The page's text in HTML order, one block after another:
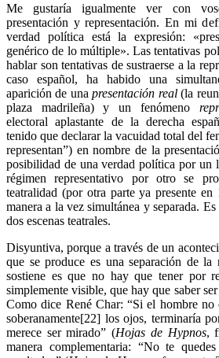
Me gustaría igualmente ver con
presentación y representación. En mi
verdad política está la expresión:
genérico de lo múltiple». Las tentativas
hablar son tentativas de sustraerse a la
caso español, ha habido una
aparición de unapresentación real(la
plaza madrileña) y un fenómeno
electoral aplastante de la derecha
tenido que declarar la vacuidad total del
representan”) en nombre de la
posibilidad de una verdad política por un
régimen representativo por otro se
teatralidad (por otra parte ya presente
manera a la vez simultánea y separada.
dos escenas teatrales.
Disyuntiva, porque a través de un
que se produce es una separación de la
sostiene es que no hay que tener por
simplemente visible, que hay que saber
Como dice René Char: “Si el hombre no
soberanamente[22] los ojos, terminaría
merece ser mirado” (Hojas de Hypnos,
manera complementaria: “No te